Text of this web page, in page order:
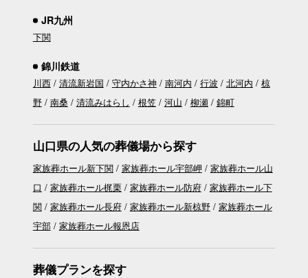
JR九州
下関
錦川鉄道
川西 清流新岩国 守内かさ神 南河内 行波 北河内
椋
野
南桑 清流みはらし 根笠 河山 柳瀬 錦町
山口県の人気の葬儀場から探す
家族葬ホール新下関 家族葬ホール宇部岬
家族葬ホール山
口
家族葬ホール梶栗 家族葬ホール防府
家族葬ホール下
関
家族葬ホール長府 家族葬ホール新椋野
家族葬ホール
宇部
家族葬ホール報恩店
葬儀プランを探す